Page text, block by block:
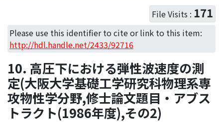
Download Ranking
Access Statistics
Library Network
File Visits : 171
Please use this identifier to cite or link to this item:
http://hdl.handle.net/2433/92716
10. 高圧下における弾性波速度の測
定(大阪大学基礎工学研究科物理系専
攻物性学分野,修士論文題目・アブス
トラクト(1986年度),その2)